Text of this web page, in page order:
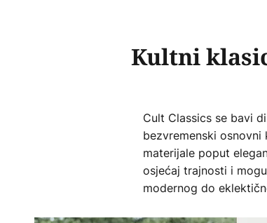
Kultni
Cult Classics se bavi
bezvremenski
materijale poput
osjećaj trajnosti i
modernog do